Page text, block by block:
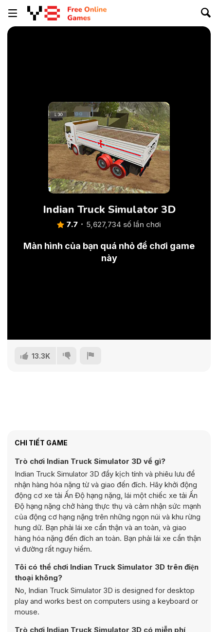
Indian Truck Simulator 3D
7.7 5,627,734 số lần chơi
Màn hình của bạn quá nhỏ để chơi game
này
13.3K
CHI TIẾT GAME
Trò chơi Indian Truck Simulator 3D về gì?
Indian Truck Simulator 3D đầy kịch tính và phiêu lưu để
nhận hàng hóa nặng từ và giao đến đích. Hãy khởi động
động cơ xe tải Ấn Độ hạng nặng, lái một chiếc xe tải Ấn
Độ hạng nặng chở hàng thực thụ và cảm nhận sức mạnh
của động cơ hạng nặng trên những ngọn núi và khu rừng
hung dữ. Bạn phải lái xe cẩn thận và an toàn, và giao
hàng hóa nặng đến đích an toàn. Bạn phải lái xe cẩn thận
vì đường rất nguy hiểm.
Tôi có thể chơi Indian Truck Simulator 3D trên điện
thoại không?
No, Indian Truck Simulator 3D is designed for desktop
play and works best on computers using a keyboard or
mouse.
Trò chơi Indian Truck Simulator 3D có miễn phí